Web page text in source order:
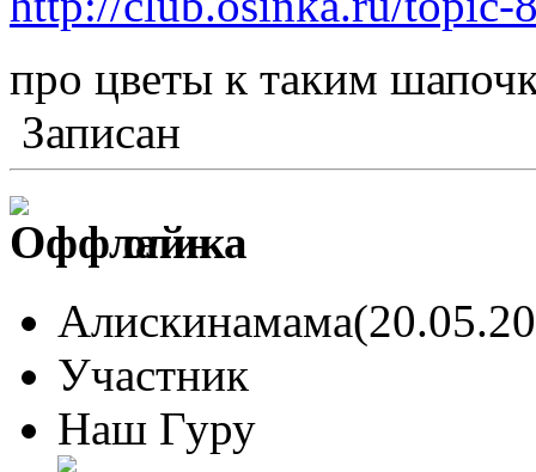
про цветы к таким
Записан
олика
Участник
Наш Гуру